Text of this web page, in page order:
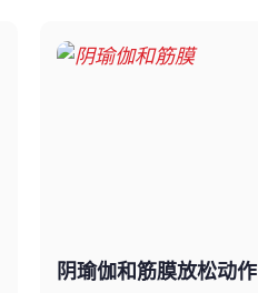
阴瑜伽和筋膜放松动作